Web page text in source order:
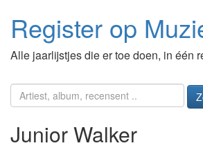
Register op
Alle jaarlijstjes die er toe doen, in één
Junior Walker